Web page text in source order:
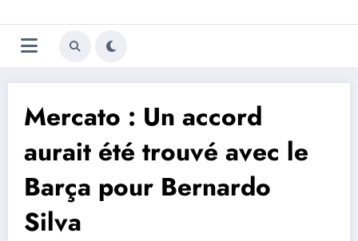
au
contenu
Trivela
L'actualité du football
Mercato : Un accord
aurait été trouvé avec le
Barça pour Bernardo
Silva